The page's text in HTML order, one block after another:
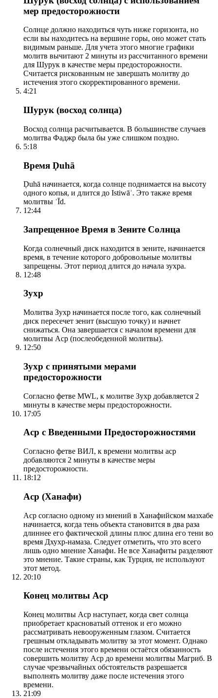
мер предосторожности
Солнце должно находиться чуть ниже горизонта, но
если вы находитесь на вершине горы, оно может стать
видимым раньше. Для учета этого многие графики
молитв вычитают 2 минуты из рассчитанного времени
для Шурук в качестве меры предосторожности.
Считается рискованным не завершать молитву до
истечения этого скорректированного времени.
4:21
Шурук (восход солнца)
Восход солнца расчитывается. В большинстве случаев
молитва Фаджр была бы уже слишком поздно.
5:18
Время Ḍuhā
Ḍuhā начинается, когда солнце поднимается на высоту
одного копья, и длится до Istiwāʾ. Это также время
молитвы ʿĪd.
12:44
Запрещенное Время в Зените Солнца
Когда солнечный диск находится в зените, начинается
время, в течение которого добровольные молитвы
запрещены. Этот период длится до начала зухра.
12:48
Зухр
Молитва Зухр начинается после того, как солнечный
диск пересечет зенит (высшую точку) и начнет
снижаться. Она завершается с началом времени для
молитвы Аср (послеобеденной молитвы).
12:50
Зухр с принятыми мерами
предосторожности
Согласно фетве MWL, к молитве Зухр добавляется 2
минуты в качестве меры предосторожности.
17:05
Аср с Введенными Предосторожностями
Согласно фетве ВИЛ, к времени молитвы аср
добавляются 2 минуты в качестве меры
предосторожности.
18:12
Аср (Ханафи)
Аср согласно одному из мнений в Ханафийском мазхабе
начинается, когда тень объекта становится в два раза
длиннее его фактической длины плюс длина его тени во
время Дхухр-намаза. Следует отметить, что это всего
лишь одно мнение Ханафи. Не все Ханафиты разделяют
это мнение. Такие страны, как Турция, не используют
этот метод.
20:10
Конец молитвы Аср
Конец молитвы Аср наступает, когда свет солнца
приобретает красноватый оттенок и его можно
рассматривать невооруженным глазом. Считается
грешным откладывать молитву за этот момент. Однако
после истечения этого времени остаётся обязанность
совершить молитву Аср до времени молитвы Магриб. В
случае чрезвычайных обстоятельств разрешается
выполнять молитву даже после истечения этого
времени.
21:09